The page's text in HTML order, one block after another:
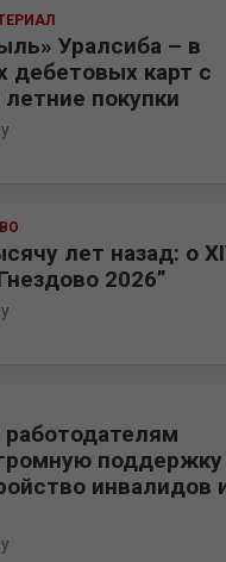
Уралсиба – в
дебетовых карт с
покупки
лет назад: о
2026”
поддержку
инвалидов